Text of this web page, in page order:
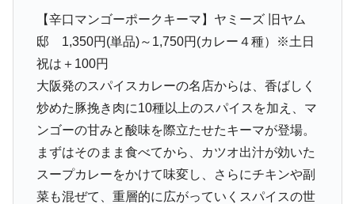
【辛口マンゴーポークキーマ】ヤミーズ 旧ヤム
邸 1,350円(単品)～1,750円(カレー４種）※土日
祝は＋100円
大阪発のスパイスカレーの名店からは、香ばしく
炒めた豚挽き肉に10種以上のスパイスを加え、マ
ンゴーの甘みと酸味を際立たせたキーマが登場。
まずはそのまま食べてから、カツオ出汁が効いた
スープカレーをかけて味変し、さらにチキンや副
菜も混ぜて、重層的に広がっていくスパイスの世